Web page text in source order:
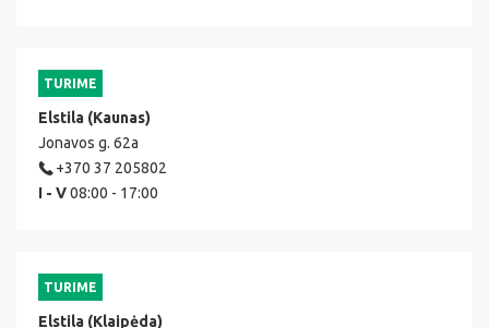
TURIME
Elstila (Kaunas)
Jonavos g. 62a
+370 37 205802
I - V08:00 - 17:00
TURIME
Elstila (Klaipėda)